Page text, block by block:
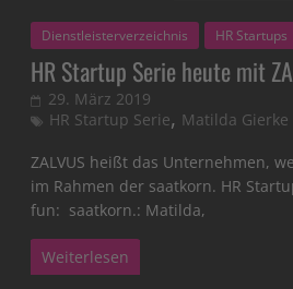
Dienstleisterverzeichnis HR Startups
HR Startup Serie heute mit
29. März 2019
HR Startup Serie, Matilda Gierke
ZALVUS heißt das Unternehmen,
im Rahmen der saatkorn. HR
fun: saatkorn.: Matilda,
Weiterlesen